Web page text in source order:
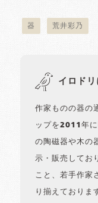
器 荒井彩乃
イロド
作家ものの器の
ップを2011年
の陶磁器や木の
示・販売してお
こと、若手作家
り揃えておりま